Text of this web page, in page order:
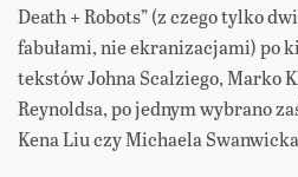
Death + Robots” (z czego tylko
fabułami, nie ekranizacjami) po
tekstów Johna Scalziego, Marko
Reynoldsa, po jednym wybrano
Kena Liu czy Michaela